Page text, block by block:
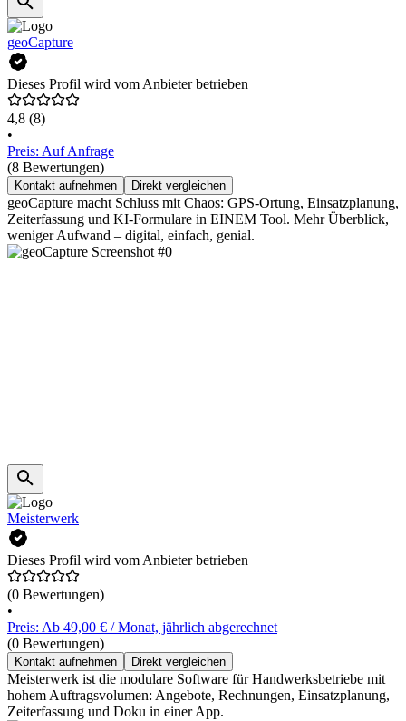
geoCapture
Dieses Profil wird vom Anbieter betrieben
4,8 (8)
•
Preis: Auf Anfrage
(8 Bewertungen)
Kontakt aufnehmen Direkt vergleichen
geoCapture macht Schluss mit Chaos: GPS-Ortung, Einsatzplanung,
Zeiterfassung und KI-Formulare in EINEM Tool. Mehr Überblick,
weniger Aufwand – digital, einfach, genial.
Meisterwerk
Dieses Profil wird vom Anbieter betrieben
(0 Bewertungen)
•
Preis: Ab 49,00 € / Monat, jährlich abgerechnet
(0 Bewertungen)
Kontakt aufnehmen Direkt vergleichen
Meisterwerk ist die modulare Software für Handwerksbetriebe mit
hohem Auftragsvolumen: Angebote, Rechnungen, Einsatzplanung,
Zeiterfassung und Doku in einer App.